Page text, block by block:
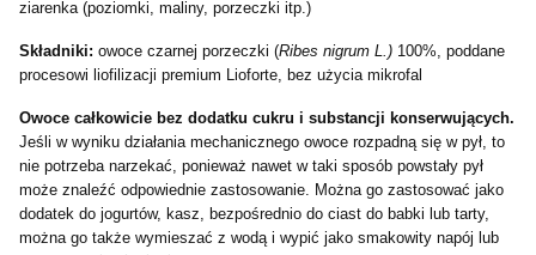
ziarenka (poziomki, maliny, porzeczki itp.)
Składniki: owoce czarnej porzeczki (Ribes nigrum L.) 100%, poddane
procesowi liofilizacji premium Lioforte, bez użycia mikrofal
Owoce całkowicie bez dodatku cukru i substancji konserwujących.
Jeśli w wyniku działania mechanicznego owoce rozpadną się w pył, to
nie potrzeba narzekać, ponieważ nawet w taki sposób powstały pył
może znaleźć odpowiednie zastosowanie. Można go zastosować jako
dodatek do jogurtów, kasz, bezpośrednio do ciast do babki lub tarty,
można go także wymieszać z wodą i wypić jako smakowity napój lub